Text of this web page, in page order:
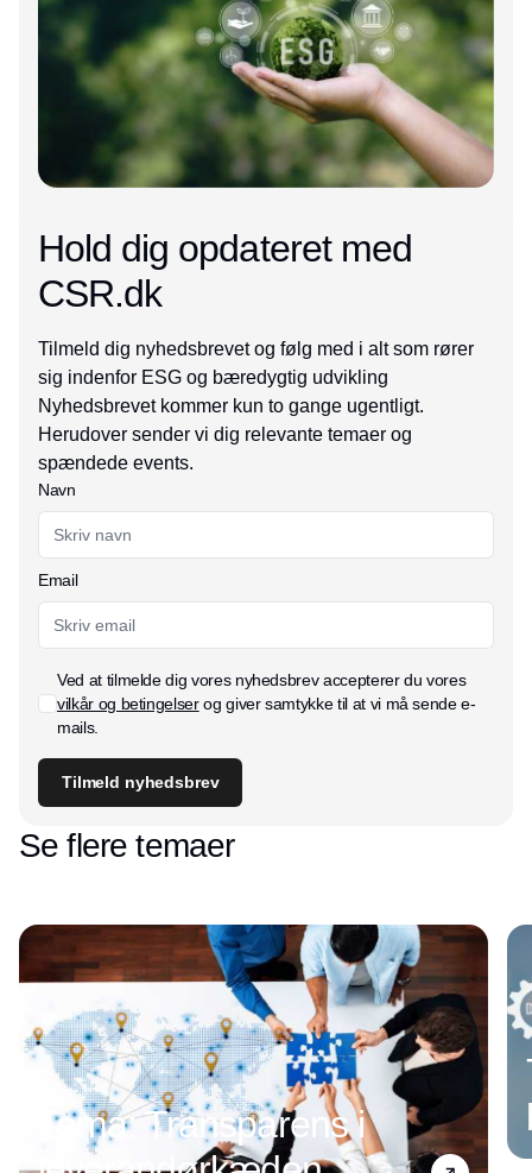
Hold dig opdateret med
CSR.dk
Tilmeld dig nyhedsbrevet og følg med i alt som rører
sig indenfor ESG og bæredygtig udvikling
Nyhedsbrevet kommer kun to gange ugentligt.
Herudover sender vi dig relevante temaer og
spændede events.
Navn
Email
Ved at tilmelde dig vores nyhedsbrev accepterer du vores
vilkår og betingelserog giver samtykke til at vi må sende e-
mails.
Tilmeld nyhedsbrev
Se flere temaer
Tema: Transparens i